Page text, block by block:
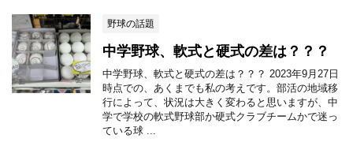
野球の話題
中学野球、軟式と硬式の差は？？？
中学野球、軟式と硬式の差は？？？ 2023年9月27日
時点での、あくまでも私の考えです。部活の地域移
行によって、状況は大きく変わると思いますが、中
学で学校の軟式野球部か硬式クラブチームかで迷っ
ている球 ...